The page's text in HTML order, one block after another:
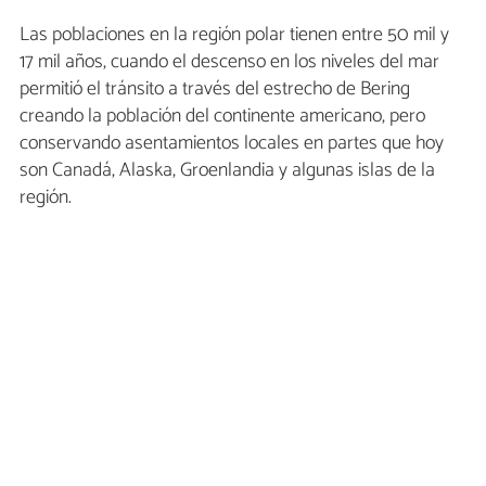
Las poblaciones en la región polar tienen entre 50 mil y
17 mil años, cuando el descenso en los niveles del mar
permitió el tránsito a través del estrecho de Bering
creando la población del continente americano, pero
conservando asentamientos locales en partes que hoy
son Canadá, Alaska, Groenlandia y algunas islas de la
región.